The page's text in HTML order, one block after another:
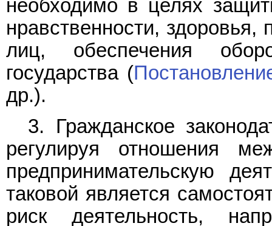
необходимо в целях
нравственности, здоровья,
лиц, обеспечения
государства (
др.).
3. Гражданское
регулируя отношения
предпринимательскую
таковой является
риск деятельность,